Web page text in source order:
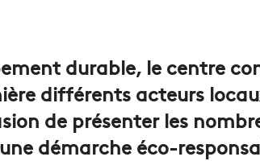
durable, le centre
différents acteurs
de présenter les
démarche éco-